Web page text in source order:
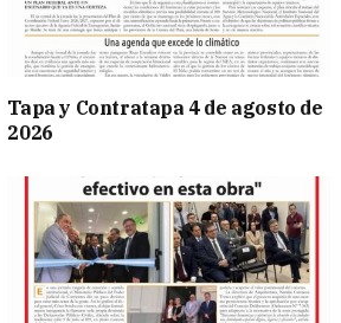
Tapa y Contratapa 4 de agosto de
2026